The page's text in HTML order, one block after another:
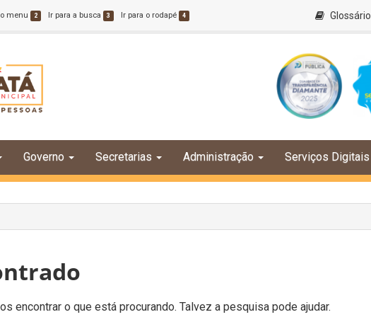
o menu 2 Ir para a busca 3 Ir para o rodapé 4 Glossário
Governo Secretarias Administração Serviços Digitais
encontrar o que está procurando. Talvez a pesquisa pode ajudar.